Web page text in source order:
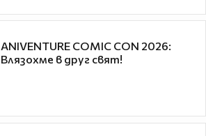
ANIVENTURE COMIC CON 2026:
Влязохме в друг свят!